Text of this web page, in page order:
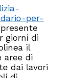
per-
giorni di
il
aree di
dai lavori